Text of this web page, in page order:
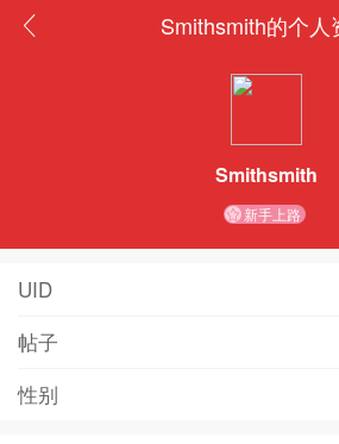
Smithsmith的个人
Smithsmith
新手上路
UID
帖子
性别